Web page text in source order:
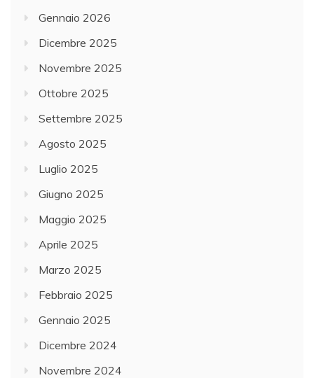
Gennaio 2026
Dicembre 2025
Novembre 2025
Ottobre 2025
Settembre 2025
Agosto 2025
Luglio 2025
Giugno 2025
Maggio 2025
Aprile 2025
Marzo 2025
Febbraio 2025
Gennaio 2025
Dicembre 2024
Novembre 2024